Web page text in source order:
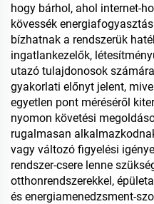
hogy bárhol, ahol internet-
kövessék
bízhatnak a rendszerük
ingatlankezelők,
utazó tulajdonosok
gyakorlati előnyt jelent,
egyetlen pont méréséről
nyomon követési
rugalmasan
vagy változó figyelési
rendszer-csere lenne
otthonrendszerekkel,
és energiamenedzsment-